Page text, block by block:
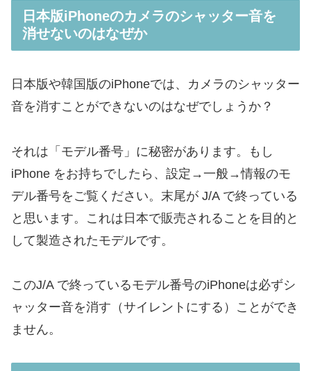
日本版iPhoneのカメラのシャッター音を
消せないのはなぜか
日本版や韓国版のiPhoneでは、カメラのシャッター
音を消すことができないのはなぜでしょうか？
それは「モデル番号」に秘密があります。もし
iPhone をお持ちでしたら、設定→一般→情報のモ
デル番号をご覧ください。末尾が J/A で終っている
と思います。これは日本で販売されることを目的と
して製造されたモデルです。
このJ/A で終っているモデル番号のiPhoneは必ずシ
ャッター音を消す（サイレントにする）ことができ
ません。